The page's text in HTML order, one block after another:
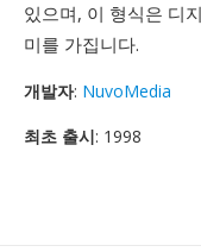
있으며, 이 형식은 디
미를 가집니다.
개발자: NuvoMedia
최초 출시: 1998